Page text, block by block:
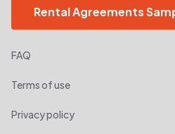
Rental Agreements
FAQ
Terms of use
Privacy policy